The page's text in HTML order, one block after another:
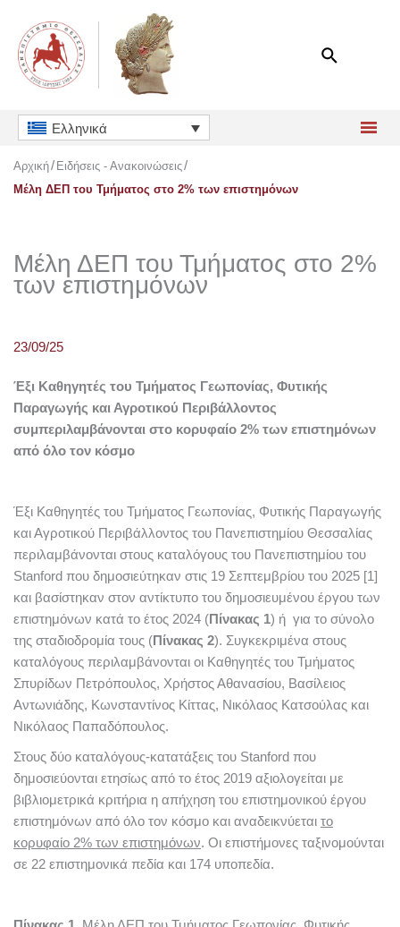
περιεχόμενο
Ελληνικά
Αρχική
Ειδήσεις - Ανακοινώσεις
Μέλη ΔΕΠ του Τμήματος στο 2% των επιστημόνων
Μέλη ΔΕΠ του Τμήματος στο 2%
των επιστημόνων
23/09/25
Έξι Καθηγητές του Τμήματος Γεωπονίας, Φυτικής
Παραγωγής και Αγροτικού Περιβάλλοντος
συμπεριλαμβάνονται στο κορυφαίο 2% των επιστημόνων
από όλο τον κόσμο
Έξι Καθηγητές του Τμήματος Γεωπονίας, Φυτικής Παραγωγής
και Αγροτικού Περιβάλλοντος του Πανεπιστημίου Θεσσαλίας
περιλαμβάνονται στους καταλόγους του Πανεπιστημίου του
Stanford που δημοσιεύτηκαν στις 19 Σεπτεμβρίου του 2025 [1]
και βασίστηκαν στον αντίκτυπο του δημοσιευμένου έργου των
επιστημόνων κατά το έτος 2024 (Πίνακας 1) ή για το σύνολο
της σταδιοδρομία τους (Πίνακας 2). Συγκεκριμένα στους
καταλόγους περιλαμβάνονται οι Καθηγητές του Τμήματος
Σπυρίδων Πετρόπουλος, Χρήστος Αθανασίου, Βασίλειος
Αντωνιάδης, Κωνσταντίνος Κίττας, Νικόλαος Κατσούλας και
Νικόλαος Παπαδόπουλος.
Στους δύο καταλόγους-κατατάξεις του Stanford που
δημοσιεύονται ετησίως από το έτος 2019 αξιολογείται με
βιβλιομετρικά κριτήρια η απήχηση του επιστημονικού έργου
επιστημόνων από όλο τον κόσμο και αναδεικνύεται το
κορυφαίο 2% των επιστημόνων. Οι επιστήμονες ταξινομούνται
σε 22 επιστημονικά πεδία και 174 υποπεδία.